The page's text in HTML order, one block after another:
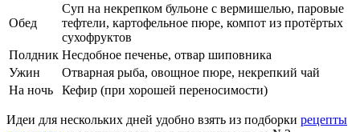
Обед
Суп на некрепком бульоне с вермишелью, паровые
тефтели, картофельное пюре, компот из протёртых
сухофруктов
Полдник Несдобное печенье, отвар шиповника
Ужин
Отварная рыба, овощное пюре, некрепкий чай
На ночь
Кефир (при хорошей переносимости)
Идеи для нескольких дней удобно взять из подборки рецепты